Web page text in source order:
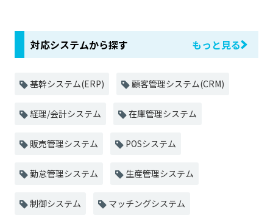
対応システムから探す もっと見る
基幹システム(ERP) 顧客管理システム(CRM)
経理/会計システム 在庫管理システム
販売管理システム POSシステム
勤怠管理システム 生産管理システム
制御システム マッチングシステム